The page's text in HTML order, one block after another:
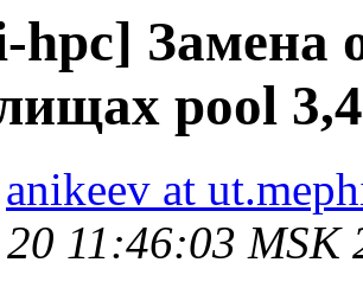
hpc] Замена
pool 3,4
anikeev at
11:46:03 MSK